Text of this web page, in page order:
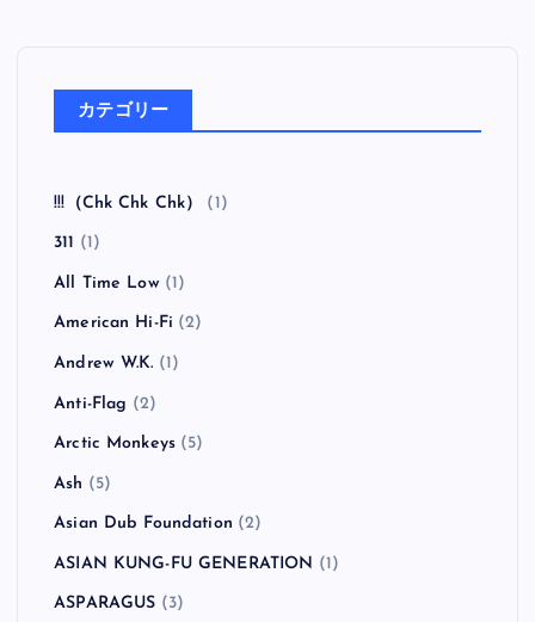
カテゴリー
!!!（Chk Chk Chk） (1)
311 (1)
All Time Low(1)
American Hi-Fi (2)
Andrew W.K. (1)
Anti-Flag (2)
Arctic Monkeys (5)
Ash (5)
Asian Dub Foundation (2)
ASIAN KUNG-FU GENERATION (1)
ASPARAGUS (3)